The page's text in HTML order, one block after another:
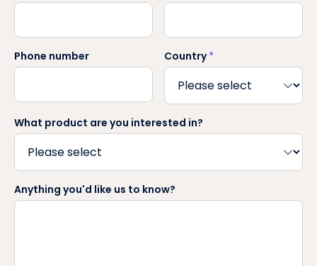
Phone number Country*
What product are you interested in?
Anything you'd like us to know?